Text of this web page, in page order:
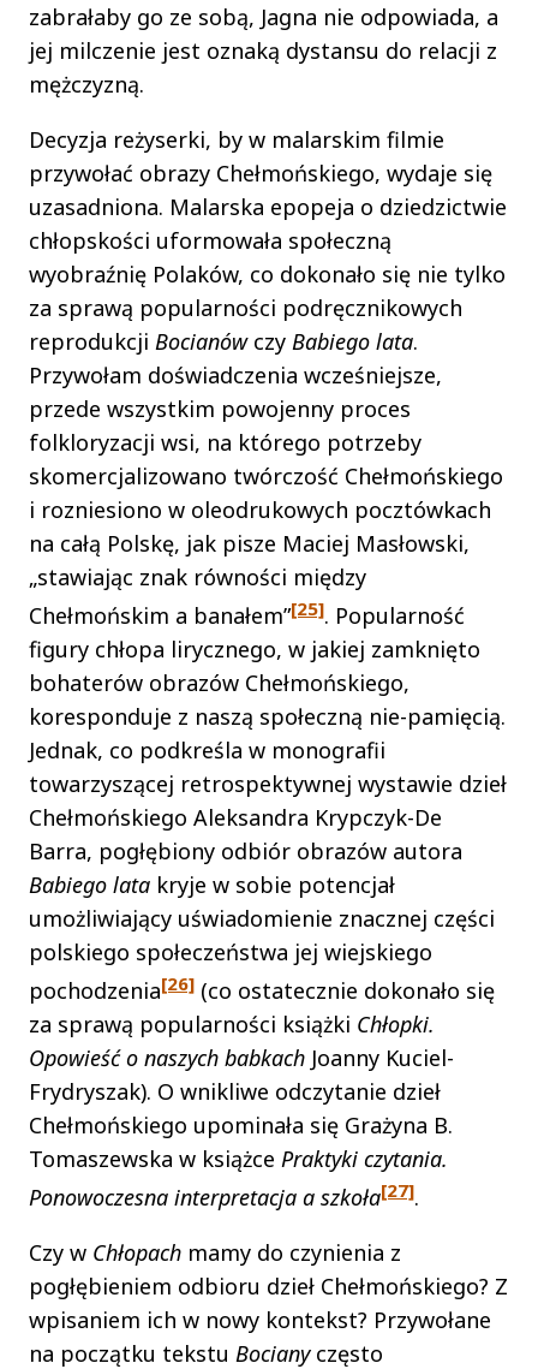
zabrałaby go ze sobą, Jagna nie odpowiada, a
jej milczenie jest oznaką dystansu do relacji z
mężczyzną.
Decyzja reżyserki, by w malarskim filmie
przywołać obrazy Chełmońskiego, wydaje się
uzasadniona. Malarska epopeja o dziedzictwie
chłopskości uformowała społeczną
wyobraźnię Polaków, co dokonało się nie tylko
za sprawą popularności podręcznikowych
reprodukcji Bocianówczy Babiego lata.
Przywołam doświadczenia wcześniejsze,
przede wszystkim powojenny proces
folkloryzacji wsi, na którego potrzeby
skomercjalizowano twórczość Chełmońskiego
i rozniesiono w oleodrukowych pocztówkach
na całą Polskę, jak pisze Maciej Masłowski,
„stawiając znak równości między
Chełmońskim a banałem”[25]. Popularność
figury chłopa lirycznego, w jakiej zamknięto
bohaterów obrazów Chełmońskiego,
koresponduje z naszą społeczną nie-pamięcią.
Jednak, co podkreśla w monografii
towarzyszącej retrospektywnej wystawie dzieł
Chełmońskiego Aleksandra Krypczyk-De
Barra, pogłębiony odbiór obrazów autora
Babiego lata kryje w sobie potencjał
umożliwiający uświadomienie znacznej części
polskiego społeczeństwa jej wiejskiego
pochodzenia[26] (co ostatecznie dokonało się
za sprawą popularności książki Chłopki.
Opowieść o naszych babkach Joanny Kuciel-
Frydryszak). O wnikliwe odczytanie dzieł
Chełmońskiego upominała się Grażyna B.
Tomaszewska w książce Praktyki czytania.
Ponowoczesna interpretacja a szkoła[27].
Czy w Chłopach mamy do czynienia z
pogłębieniem odbioru dzieł Chełmońskiego? Z
wpisaniem ich w nowy kontekst? Przywołane
na początku tekstu Bocianyczęsto